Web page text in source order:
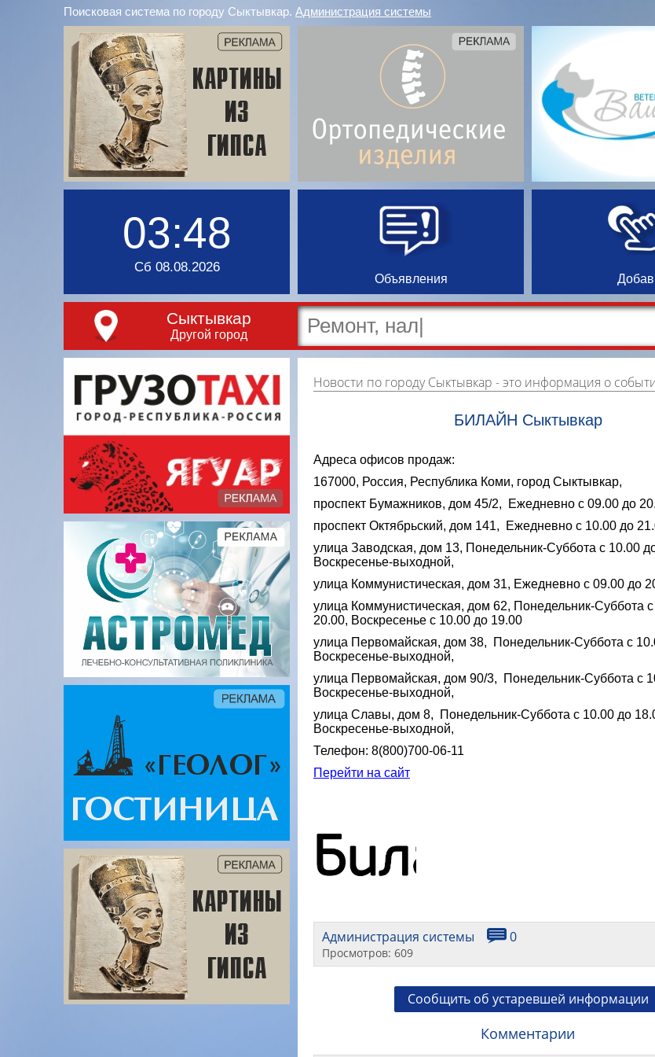
Поисковая система по городу Сыктывкар. Администрация системы
03:48
Сб 08.08.2026
Объявления
Сыктывкар
Другой город
Новости по городу Сыктывкар - это информация о событиях, мероприятиях и торгово-коммерческой деятельности города. Страницу наполняют платные и бесплатные объявления, имеющие функцию "поднятия вверх
БИЛАЙН Сыктывкар
Адреса офисов продаж:
167000, Россия, Республика Коми, город Сыктывкар,
проспект Бумажников, дом 45/2, Ежедневно с 09.00 до
проспект Октябрьский, дом 141, Ежедневно с 10.00 до
улица Заводская, дом 13, Понедельник-Суббота с 10.00
Воскресенье-выходной,
улица Коммунистическая, дом 31, Ежедневно с 09.00 до
улица Коммунистическая, дом 62, Понедельник-Суббота
20.00, Воскресенье с 10.00 до 19.00
улица Первомайская, дом 38, Понедельник-Суббота с
Воскресенье-выходной,
улица Первомайская, дом 90/3, Понедельник-Суббота с
Воскресенье-выходной,
улица Славы, дом 8, Понедельник-Суббота с 10.00 до
Воскресенье-выходной,
Телефон: 8(800)700-06-11
Перейти на сайт
Администрация системы 0
Просмотров: 609
Сообщить об устаревшей информации
Комментарии